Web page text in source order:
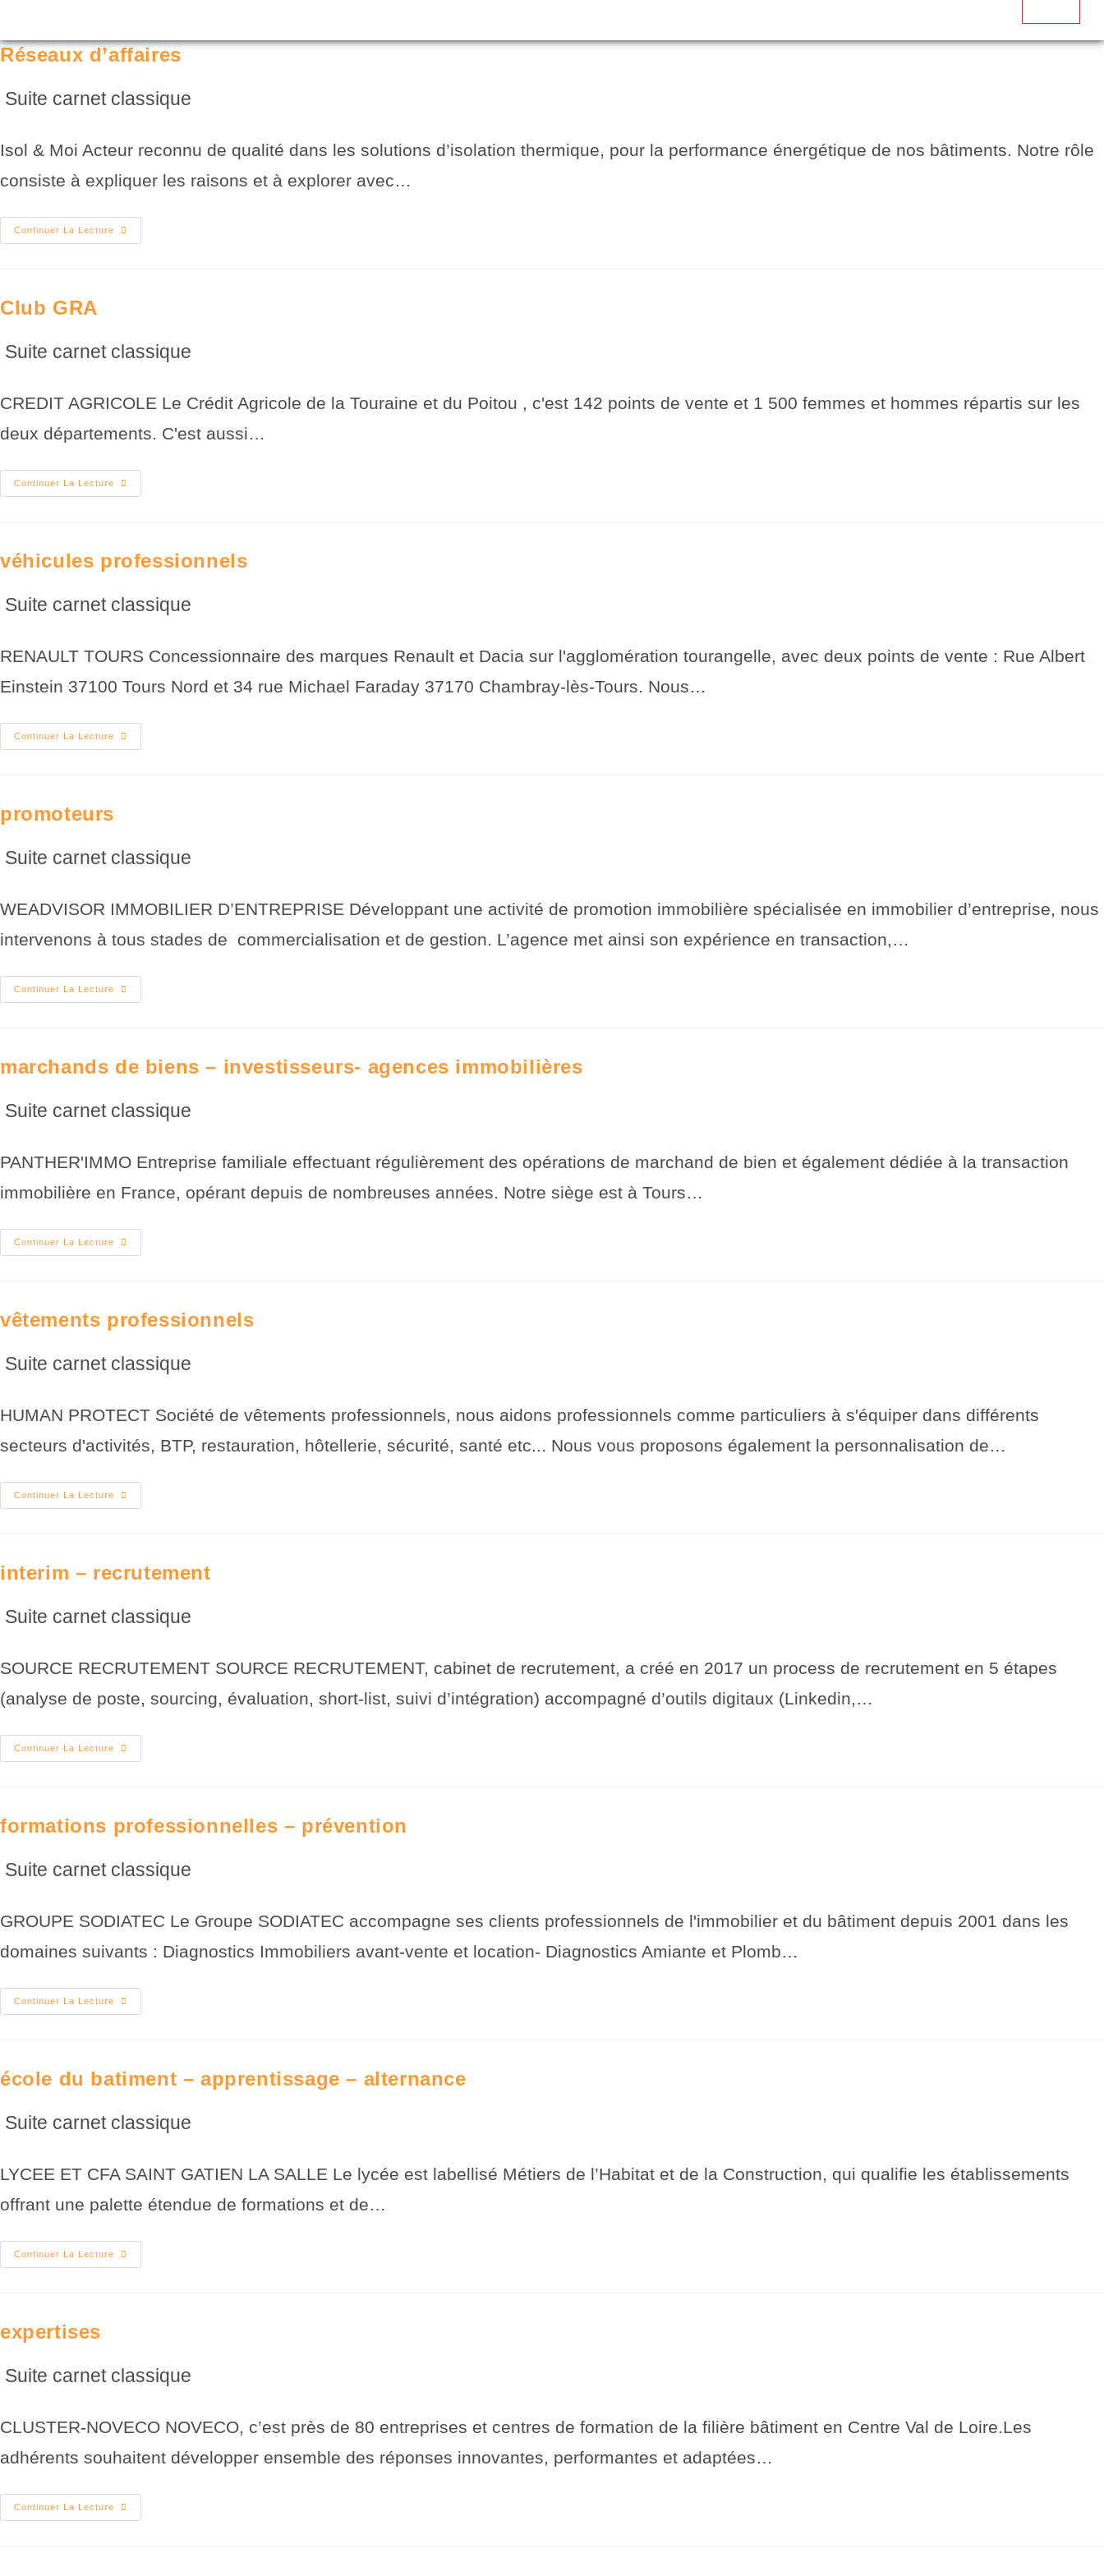
Réseaux d’affaires
Suite carnet classique
Isol & Moi Acteur reconnu de qualité dans les solutions d’isolation thermique, pour la performance énergétique de nos bâtiments. Notre rôle
consiste à expliquer les raisons et à explorer avec…
Continuer La Lecture
Club GRA
Suite carnet classique
CREDIT AGRICOLE Le Crédit Agricole de la Touraine et du Poitou , c'est 142 points de vente et 1 500 femmes et hommes répartis sur les
deux départements. C'est aussi…
Continuer La Lecture
véhicules professionnels
Suite carnet classique
RENAULT TOURS Concessionnaire des marques Renault et Dacia sur l'agglomération tourangelle, avec deux points de vente : Rue Albert
Einstein 37100 Tours Nord et 34 rue Michael Faraday 37170 Chambray-lès-Tours. Nous…
Continuer La Lecture
promoteurs
Suite carnet classique
WEADVISOR IMMOBILIER D’ENTREPRISE Développant une activité de promotion immobilière spécialisée en immobilier d’entreprise, nous
intervenons à tous stades de commercialisation et de gestion. L’agence met ainsi son expérience en transaction,…
Continuer La Lecture
marchands de biens – investisseurs- agences immobilières
Suite carnet classique
PANTHER'IMMO Entreprise familiale effectuant régulièrement des opérations de marchand de bien et également dédiée à la transaction
immobilière en France, opérant depuis de nombreuses années. Notre siège est à Tours…
Continuer La Lecture
vêtements professionnels
Suite carnet classique
HUMAN PROTECT Société de vêtements professionnels, nous aidons professionnels comme particuliers à s'équiper dans différents
secteurs d'activités, BTP, restauration, hôtellerie, sécurité, santé etc... Nous vous proposons également la personnalisation de…
Continuer La Lecture
interim – recrutement
Suite carnet classique
SOURCE RECRUTEMENT SOURCE RECRUTEMENT, cabinet de recrutement, a créé en 2017 un process de recrutement en 5 étapes
(analyse de poste, sourcing, évaluation, short-list, suivi d’intégration) accompagné d’outils digitaux (Linkedin,…
Continuer La Lecture
formations professionnelles – prévention
Suite carnet classique
GROUPE SODIATEC Le Groupe SODIATEC accompagne ses clients professionnels de l'immobilier et du bâtiment depuis 2001 dans les
domaines suivants : Diagnostics Immobiliers avant-vente et location- Diagnostics Amiante et Plomb…
Continuer La Lecture
école du batiment – apprentissage – alternance
Suite carnet classique
LYCEE ET CFA SAINT GATIEN LA SALLE Le lycée est labellisé Métiers de l’Habitat et de la Construction, qui qualifie les établissements
offrant une palette étendue de formations et de…
Continuer La Lecture
expertises
Suite carnet classique
CLUSTER-NOVECO NOVECO, c’est près de 80 entreprises et centres de formation de la filière bâtiment en Centre Val de Loire.Les
adhérents souhaitent développer ensemble des réponses innovantes, performantes et adaptées…
Continuer La Lecture